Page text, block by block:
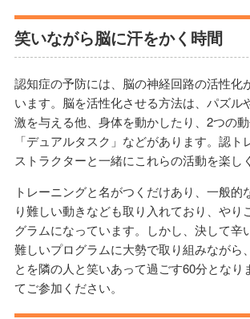
笑いながら脳に汗をかく時間
認知症の予防には、脳の神経回路の活性化
います。脳を活性化させる方法は、パズル
激を与える他、身体を動かしたり、2つの
「デュアルタスク」などがあります。認ト
ストラクターと一緒にこれらの活動を楽し
トレーニングと名がつくだけあり、一般的
り難しい動きなども取り入れており、やり
グラムになっています。しかし、決して辛
難しいプログラムに大勢で取り組みながら
とを隣の人と笑いあって過ごす60分となり
てご参加ください。